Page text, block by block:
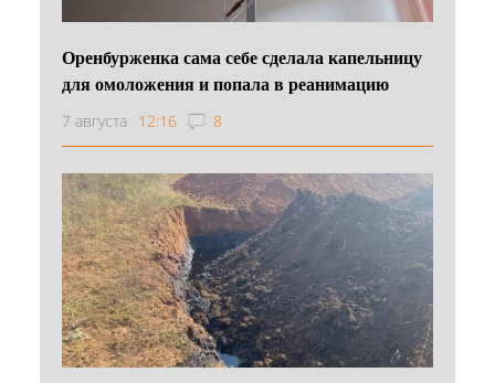
Оренбурженка сама себе сделала капельницу
для омоложения и попала в реанимацию
7 августа 12:16 8